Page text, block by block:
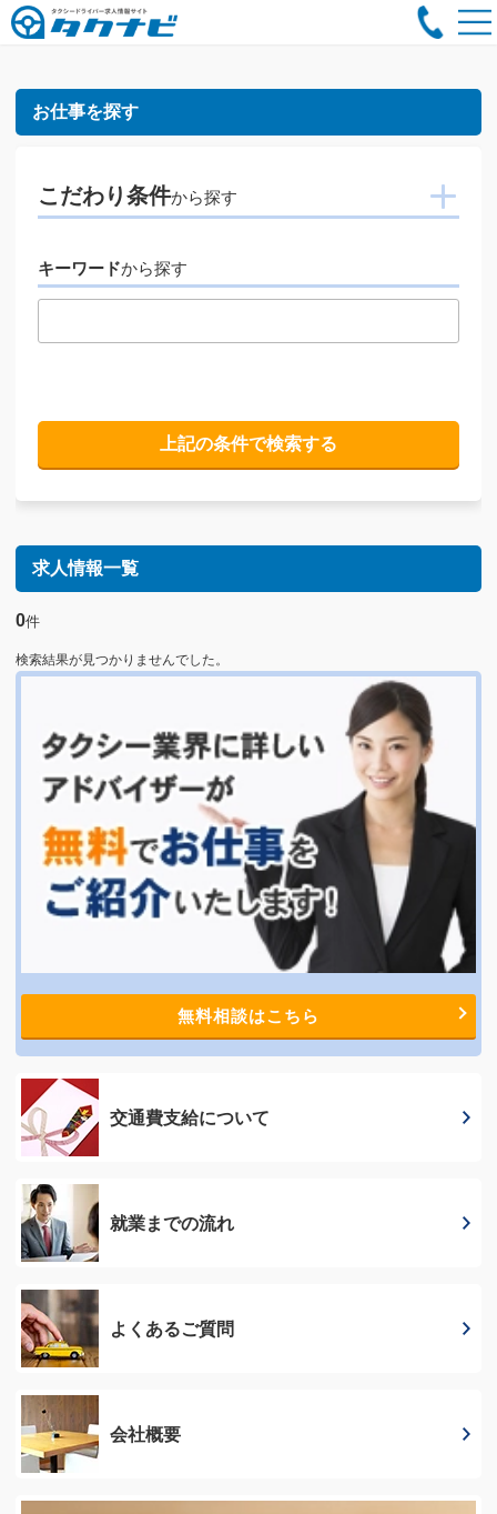
お仕事を探す
こだわり条件から探す
キーワードから探す
求人情報一覧
0件
検索結果が見つかりませんでした。
無料相談はこちら
交通費支給について
就業までの流れ
よくあるご質問
会社概要